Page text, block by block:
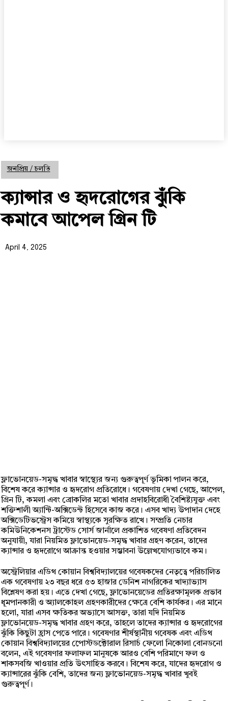
জনপ্রিয় / চলতি
ক্যান্সার ও হৃদরোগের ঝুঁকি
কমাবে আপেল গ্রিন টি
April 4, 2025
ফ্লাভোনয়েড-সমৃদ্ধ খাবার স্বাস্থ্যের জন্য গুরুত্বপূর্ণ ভূমিকা পালন করে,
বিশেষ করে ক্যান্সার ও হৃদরোগ প্রতিরোধে। গবেষণায় দেখা গেছে, আপেল,
গ্রিন টি, কমলা এবং ব্রোকলির মতো খাবার প্রদাহবিরোধী বৈশিষ্ট্যযুক্ত এবং
শক্তিশালী অ্যান্টি-অক্সিডেন্ট হিসেবে কাজ করে। এসব খাদ্য উপাদান দেহে
অক্সিডেটিভস্ট্রেস কমিয়ে স্বাস্থ্যকে সুরক্ষিত রাখে। সম্প্রতি নেচার
কমিউনিকেশনস ট্রাস্টেড সোর্স জার্নালে প্রকাশিত গবেষণা প্রতিবেদন
অনুযায়ী, যারা নিয়মিত ফ্লাভোনয়েড-সমৃদ্ধ খাবার গ্রহণ করেন, তাদের
ক্যান্সার ও হৃদরোগে আক্রান্ত হওয়ার সম্ভাবনা উল্লেখযোগ্যভাবে কম।
অস্ট্রেলিয়ার এডিথ কোয়ান বিশ্ববিদ্যালয়ের গবেষকদের নেতৃত্বে পরিচালিত
এক গবেষণায় ২৩ বছর ধরে ৫৩ হাজার ডেনিশ নাগরিকের খাদ্যাভ্যাস
বিশ্লেষণ করা হয়। এতে দেখা গেছে, ফ্লাভোনয়েডের প্রতিরক্ষামূলক প্রভাব
ধূমপানকারী ও অ্যালকোহল গ্রহণকারীদের ক্ষেত্রে বেশি কার্যকর। এর মানে
হলো, যারা এসব ক্ষতিকর অভ্যাসে আসক্ত, তারা যদি নিয়মিত
ফ্লাভোনয়েড-সমৃদ্ধ খাবার গ্রহণ করে, তাহলে তাদের ক্যান্সার ও হৃদরোগের
ঝুঁকি কিছুটা হ্রাস পেতে পারে। গবেষণার শীর্ষস্থানীয় গবেষক এবং এডিথ
কোয়ান বিশ্ববিদ্যালয়ের পোেস্টডক্টোরাল রিসার্চ ফেলো নিকোলা বোনডনো
বলেন, এই গবেষণার ফলাফল মানুষকে আরও বেশি পরিমাণে ফল ও
শাকসবজি খাওয়ার প্রতি উৎসাহিত করবে। বিশেষ করে, যাদের হৃদরোগ ও
ক্যান্সারের ঝুঁকি বেশি, তাদের জন্য ফ্লাভোনয়েড-সমৃদ্ধ খাবার খুবই
গুরুত্বপূর্ণ।